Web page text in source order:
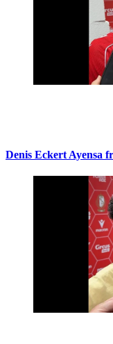
Denis Eckert Ayensa